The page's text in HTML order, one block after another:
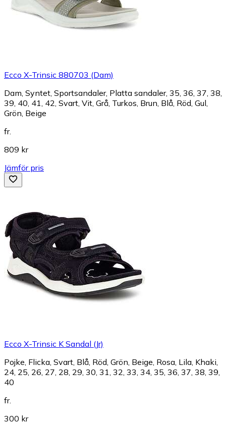
Ecco X-Trinsic 880703 (Dam)
Dam, Syntet, Sportsandaler, Platta sandaler, 35, 36, 37, 38,
39, 40, 41, 42, Svart, Vit, Grå, Turkos, Brun, Blå, Röd, Gul,
Grön, Beige
fr.
809 kr
Jämför pris
Ecco X-Trinsic K Sandal (Jr)
Pojke, Flicka, Svart, Blå, Röd, Grön, Beige, Rosa, Lila, Khaki,
24, 25, 26, 27, 28, 29, 30, 31, 32, 33, 34, 35, 36, 37, 38, 39,
40
fr.
300 kr